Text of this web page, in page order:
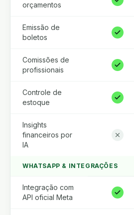
orçamentos
Emissão de
boletos
Comissões de
profissionais
Controle de
estoque
Insights
financeiros por
IA
WHATSAPP & INTEGRAÇÕES
Integração com
API oficial Meta